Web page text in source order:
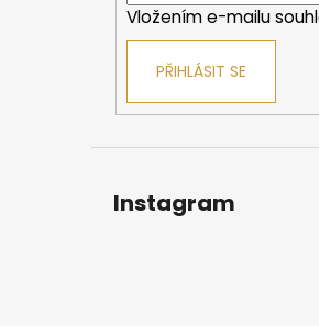
Vložením e-mailu
PŘIHLÁSIT SE
Instagram